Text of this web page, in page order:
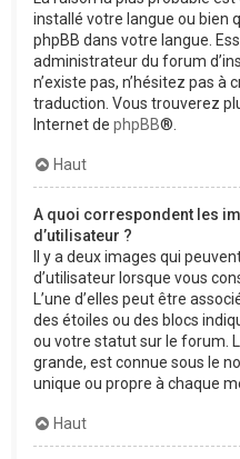
installé votre langue ou bien
phpBB dans votre langue.
administrateur du forum
n’existe pas, n’hésitez pas
traduction. Vous trouverez
Internet de phpBB®.
Haut
A quoi correspondent les
d’utilisateur ?
Il y a deux images qui
d’utilisateur lorsque vous
L’une d’elles peut être
des étoiles ou des blocs
ou votre statut sur le forum.
grande, est connue sous le
unique ou propre à chaque
Haut